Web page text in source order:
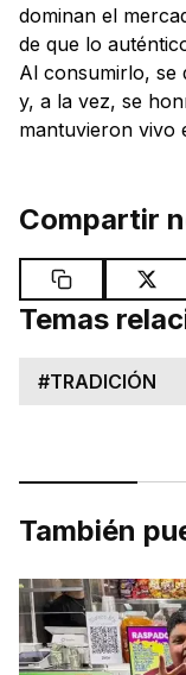
dominan el
de que lo
Al consumirlo, se
y, a la vez, se
mantuvieron vivo
Compartir
Temas
#TRADICIÓN
También